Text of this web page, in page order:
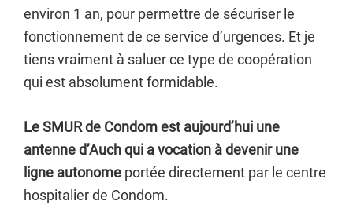
environ 1 an, pour permettre de sécuriser le
fonctionnement de ce service d’urgences. Et je
tiens vraiment à saluer ce type de coopération
qui est absolument formidable.
Le SMUR de Condom est aujourd’hui une
antenne d’Auch qui a vocation à devenir une
ligne autonome portée directement par le centre
hospitalier de Condom.